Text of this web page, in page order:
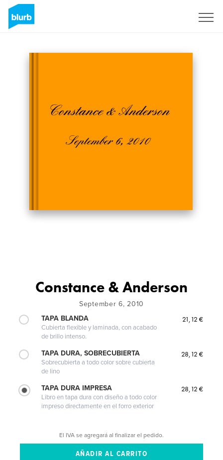
Constance & Anderson
September 6, 2010
TAPA BLANDA
Cubierta flexible y laminada, con acabado
de brillo intenso.
21,12 €
TAPA DURA, SOBRECUBIERTA
Sobrecubierta a todo color sobre cubierta
de lino
28,12 €
TAPA DURA IMPRESA
Libro en tapa dura con diseño a todo color
impreso directamente en el forro exterior
28,12 €
El IVA se agregará al finalizar el pedido.